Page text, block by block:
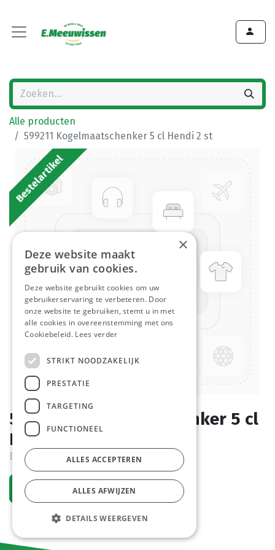
Alle producten
599211 Kogelmaatschenker 5 cl Hendi 2 st
Bestelartikel
599211 Kogelmaatschenker 5 cl
Hendi 2 st
Bestelartikel
Vraag een account aan
×
Deze website maakt
gebruik van cookies.
Deze website gebruikt cookies om uw
gebruikerservaring te verbeteren. Door
onze website te gebruiken, stemt u in met
alle cookies in overeenstemming met ons
Cookiebeleid. Lees verder
STRIKT NOODZAKELIJK
PRESTATIE
TARGETING
FUNCTIONEEL
ALLES ACCEPTEREN
ALLES AFWIJZEN
DETAILS WEERGEVEN